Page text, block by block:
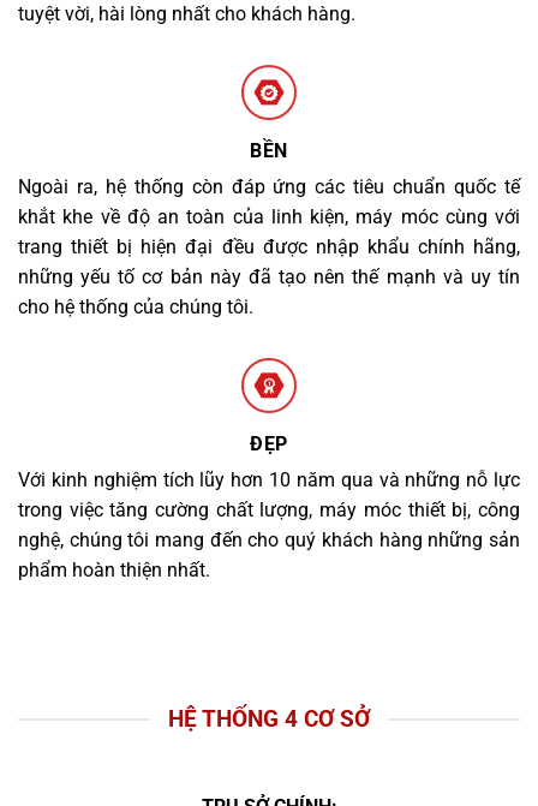
tuyệt vời, hài lòng nhất cho khách hàng.
BỀN
Ngoài ra, hệ thống còn đáp ứng các tiêu chuẩn quốc tế
khắt khe về độ an toàn của linh kiện, máy móc cùng với
trang thiết bị hiện đại đều được nhập khẩu chính hãng,
những yếu tố cơ bản này đã tạo nên thế mạnh và uy tín
cho hệ thống của chúng tôi.
ĐẸP
Với kinh nghiệm tích lũy hơn 10 năm qua và những nỗ lực
trong việc tăng cường chất lượng, máy móc thiết bị, công
nghệ, chúng tôi mang đến cho quý khách hàng những sản
phẩm hoàn thiện nhất.
HỆ THỐNG 4 CƠ SỞ